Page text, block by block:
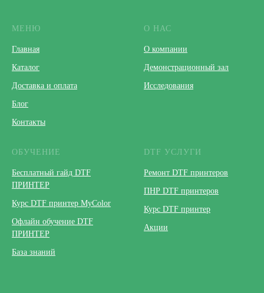
МЕНЮ
Главная
Каталог
Доставка и оплата
Блог
Контакты
О НАС
О компании
Демонстрационный зал
Исследования
ОБУЧЕНИЕ
Бесплатный гайд DTF
ПРИНТЕР
Курс DTF принтер MyColor
Офлайн обучение DTF
ПРИНТЕР
База знаний
DTF УСЛУГИ
Ремонт DTF принтеров
ПНР DTF принтеров
Курс DTF принтер
Акции